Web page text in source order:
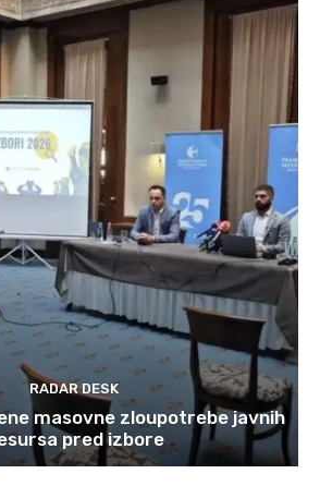
RADAR DESK
masovne zloupotrebe javnih
pred izbore